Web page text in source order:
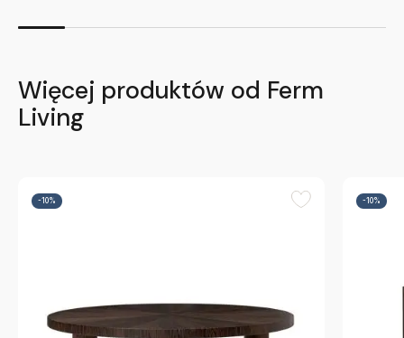
Więcej produktów od Ferm
Living
-10% -10%